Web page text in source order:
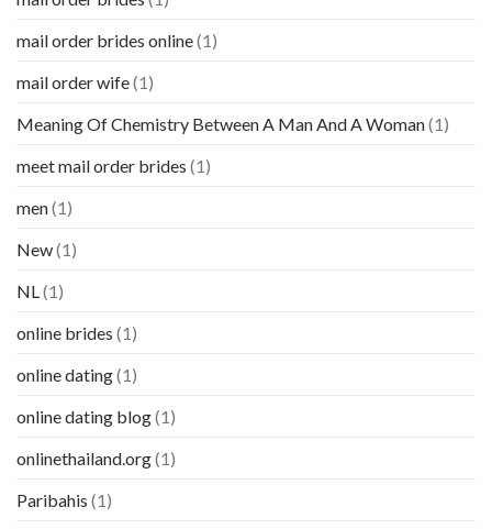
mail order brides online(1)
mail order wife(1)
Meaning Of Chemistry Between A Man And A Woman(1)
meet mail order brides (1)
men(1)
New(1)
NL (1)
online brides (1)
online dating(1)
online dating blog(1)
onlinethailand.org(1)
Paribahis (1)